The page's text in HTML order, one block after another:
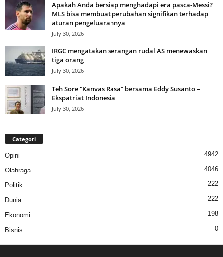
Apakah Anda bersiap menghadapi era pasca-Messi?
MLS bisa membuat perubahan signifikan terhadap
aturan pengeluarannya
July 30, 2026
IRGC mengatakan serangan rudal AS menewaskan
tiga orang
July 30, 2026
Teh Sore “Kanvas Rasa” bersama Eddy Susanto –
Ekspatriat Indonesia
July 30, 2026
Categori
Opini 4942
Olahraga 4046
Politik 222
Dunia 222
Ekonomi 198
Bisnis 0